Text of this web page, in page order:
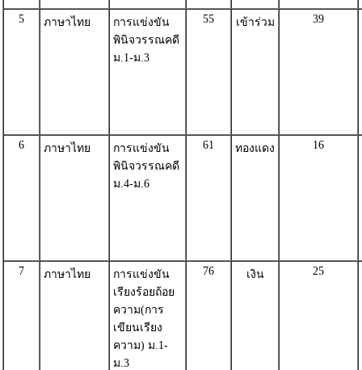
5 ภาษาไทย
การแข่งขัน
พินิจวรรณคดี
ม.1-ม.3
55 เข้าร่วม 39
6 ภาษาไทย
การแข่งขัน
พินิจวรรณคดี
ม.4-ม.6
61 ทองแดง 16
7 ภาษาไทย
การแข่งขัน
เรียงร้อยถ้อย
ความ(การ
เขียนเรียง
ความ) ม.1-
ม.3
76 เงิน 25